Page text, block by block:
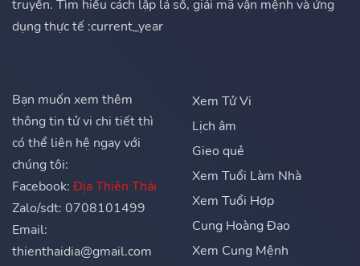
truyền. Tìm hiểu cách lập lá số, giải mã vận mệnh và ứng
dụng thực tế :current_year
Bạn muốn xem thêm
thông tin tử vi chi tiết thì
có thể liên hệ ngay với
chúng tôi:
Facebook: Địa Thiên Thái
Zalo/sdt: 0708101499
Email:
thienthaidia@gmail.com
Xem Tử Vi
Lịch âm
Gieo quẻ
Xem Tuổi Làm Nhà
Xem Tuổi Hợp
Cung Hoàng Đạo
Xem Cung Mệnh